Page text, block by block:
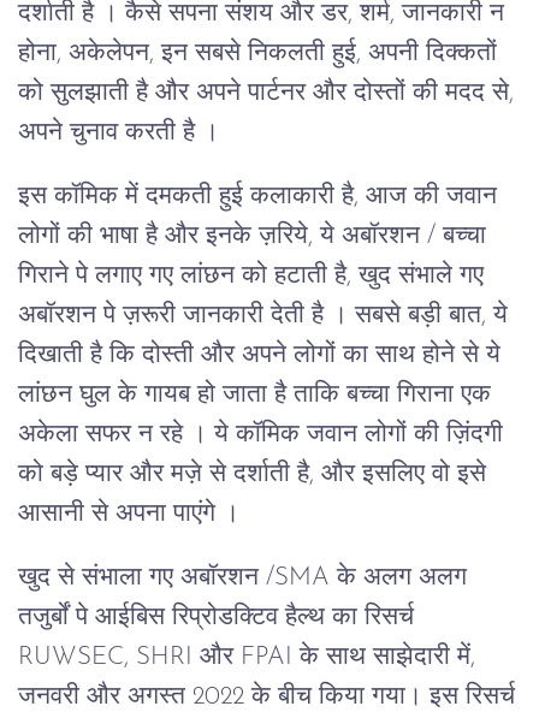
दर्शाती है । कैसे सपना संशय और डर, शर्म, जानकारी न
होना, अकेलेपन, इन सबसे निकलती हुई, अपनी दिक्कतों
को सुलझाती है और अपने पार्टनर और दोस्तों की मदद से,
अपने चुनाव करती है ।
इस कॉमिक में दमकती हुई कलाकारी है, आज की जवान
लोगों की भाषा है और इनके ज़रिये, ये अबॉरशन / बच्चा
गिराने पे लगाए गए लांछन को हटाती है, खुद संभाले गए
अबॉरशन पे ज़रूरी जानकारी देती है । सबसे बड़ी बात, ये
दिखाती है कि दोस्ती और अपने लोगों का साथ होने से ये
लांछन घुल के गायब हो जाता है ताकि बच्चा गिराना एक
अकेला सफर न रहे । ये कॉमिक जवान लोगों की ज़िंदगी
को बड़े प्यार और मज़े से दर्शाती है, और इसलिए वो इसे
आसानी से अपना पाएंगे ।
खुद से संभाला गए अबॉरशन /SMA के अलग अलग
तजुर्बों पे आईबिस रिप्रोडक्टिव हैल्थ का रिसर्च
RUWSEC, SHRI और FPAI के साथ साझेदारी में,
जनवरी और अगस्त 2022 के बीच किया गया। इस रिसर्च